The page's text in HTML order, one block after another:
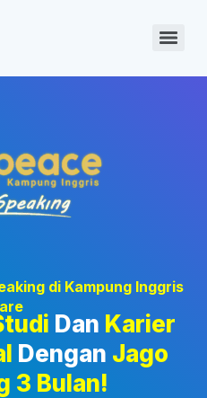
di Kampung Inggris
Dan Karier
Dengan Jago
3 Bulan!